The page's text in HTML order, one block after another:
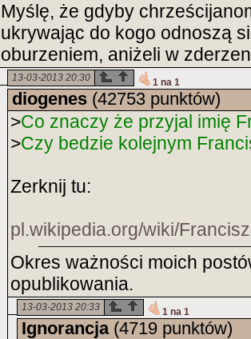
Myślę, że gdyby
ukrywając do kogo odnoszą
oburzeniem, aniżeli w
13-03-2013 20:30 1 na 1
diogenes (42753 punktów)
>Co znaczy że przyjal imię
>Czy bedzie kolejnym
Zerknij tu:
pl.wikipedia.org/wiki/
Okres ważności moich
opublikowania.
13-03-2013 20:33 1 na 1
Ignorancja(4719 punktów)